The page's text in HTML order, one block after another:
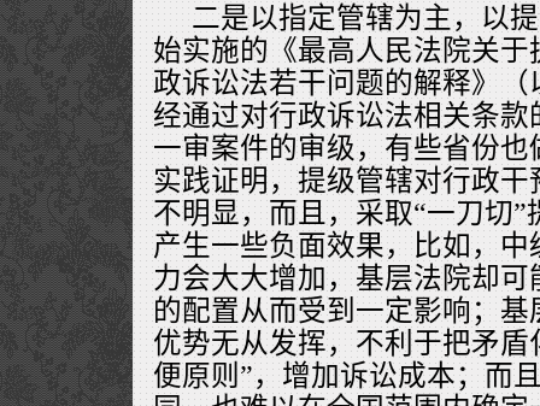
二是以指定管辖为主，以
始实施的《最高人民法院关
政诉讼法若干问题的解释》
经通过对行政诉讼法相关条
一审案件的审级，有些省份
实践证明，提级管辖对行政
不明显，而且，采取“一刀切
产生一些负面效果，比如，
力会大大增加，基层法院却
的配置从而受到一定影响；
优势无从发挥，不利于把矛盾
便原则”，增加诉讼成本；而